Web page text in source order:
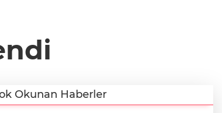
Okunan Haberler